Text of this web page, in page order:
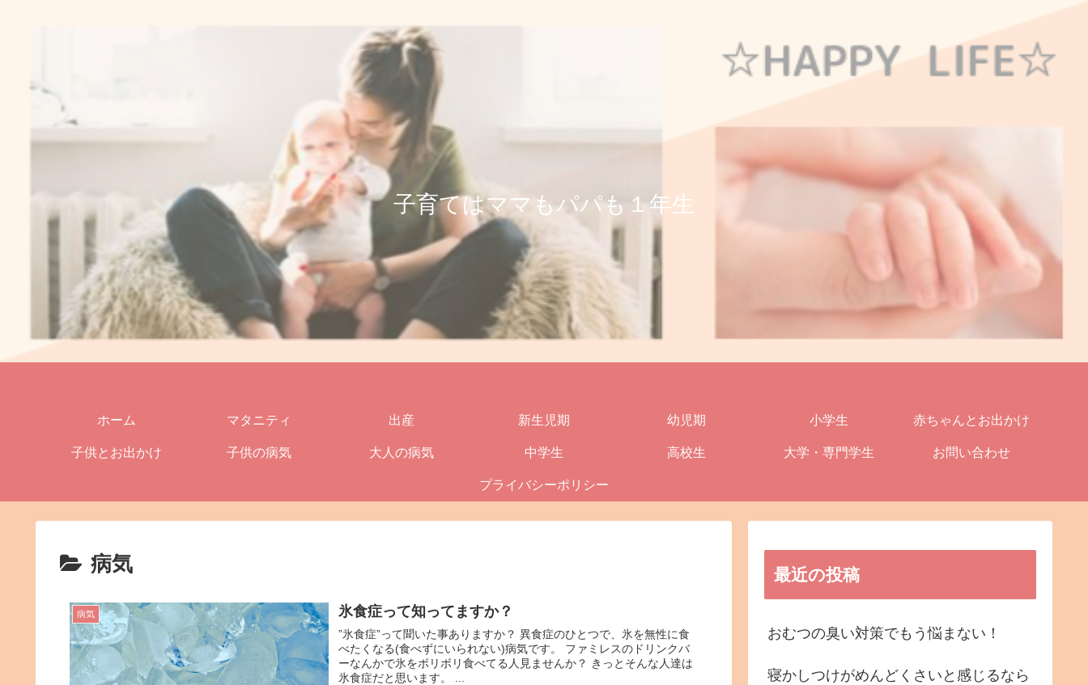
子育てはママもパパも１年生
ホーム マタニティ 出産 新生児期 幼児期 小学生 赤ちゃんとお出かけ
子供とお出かけ 子供の病気 大人の病気 中学生 高校生 大学・専門学生 お問い合わせ
プライバシーポリシー
病気
病気 氷食症って知ってますか？
”氷食症”って聞いた事ありますか？ 異食症のひとつで、氷を無性に食
べたくなる(食べずにいられない)病気です。 ファミレスのドリンクバ
ーなんかで氷をボリボリ食べてる人見ませんか？ きっとそんな人達は
氷食症だと思います。 ...
最近の投稿
おむつの臭い対策でもう悩まない！
寝かしつけがめんどくさいと感じるなら